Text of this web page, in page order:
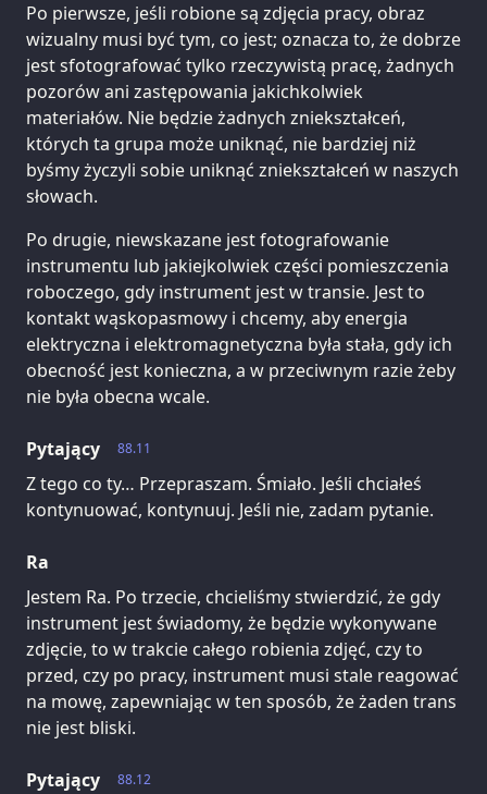
Po pierwsze, jeśli robione są zdjęcia pracy, obraz
wizualny musi być tym, co jest; oznacza to, że dobrze
jest sfotografować tylko rzeczywistą pracę, żadnych
pozorów ani zastępowania jakichkolwiek
materiałów. Nie będzie żadnych zniekształceń,
których ta grupa może uniknąć, nie bardziej niż
byśmy życzyli sobie uniknąć zniekształceń w naszych
słowach.
Po drugie, niewskazane jest fotografowanie
instrumentu lub jakiejkolwiek części pomieszczenia
roboczego, gdy instrument jest w transie. Jest to
kontakt wąskopasmowy i chcemy, aby energia
elektryczna i elektromagnetyczna była stała, gdy ich
obecność jest konieczna, a w przeciwnym razie żeby
nie była obecna wcale.
88.11
Pytający
Z tego co ty… Przepraszam. Śmiało. Jeśli chciałeś
kontynuować, kontynuuj. Jeśli nie, zadam pytanie.
Ra
Jestem Ra. Po trzecie, chcieliśmy stwierdzić, że gdy
instrument jest świadomy, że będzie wykonywane
zdjęcie, to w trakcie całego robienia zdjęć, czy to
przed, czy po pracy, instrument musi stale reagować
na mowę, zapewniając w ten sposób, że żaden trans
nie jest bliski.
88.12
Pytający